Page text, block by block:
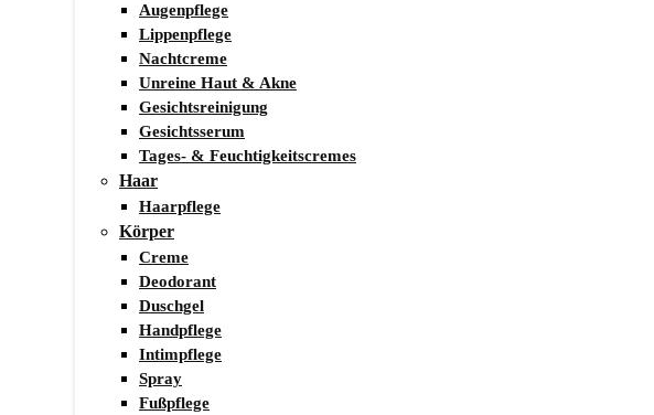
Augenpflege
Lippenpflege
Nachtcreme
Unreine Haut & Akne
Gesichtsreinigung
Gesichtsserum
Tages- & Feuchtigkeitscremes
Haar
Haarpflege
Körper
Creme
Deodorant
Duschgel
Handpflege
Intimpflege
Spray
Fußpflege